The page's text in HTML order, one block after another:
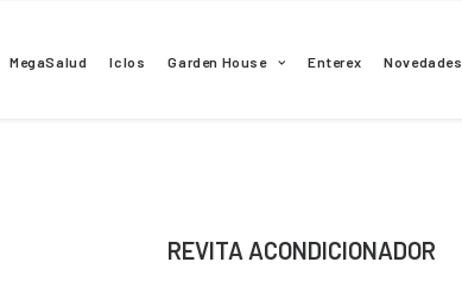
MegaSalud Iclos Garden House Enterex Novedades
REVITA ACONDICIONADOR